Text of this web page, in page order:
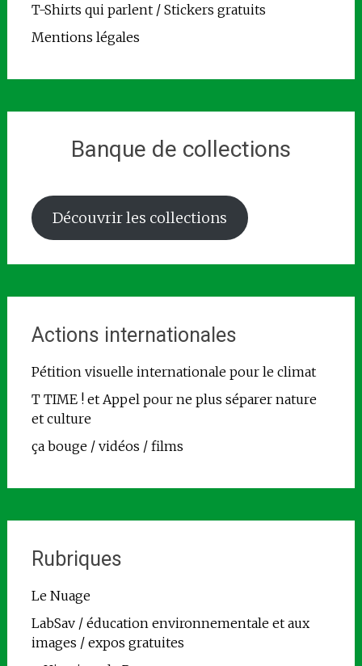
T-Shirts qui parlent / Stickers gratuits
Mentions légales
Banque de collections
Découvrir les collections
Actions internationales
Pétition visuelle internationale pour le climat
T TIME ! et Appel pour ne plus séparer nature
et culture
ça bouge / vidéos / films
Rubriques
Le Nuage
LabSav / éducation environnementale et aux
images / expos gratuites